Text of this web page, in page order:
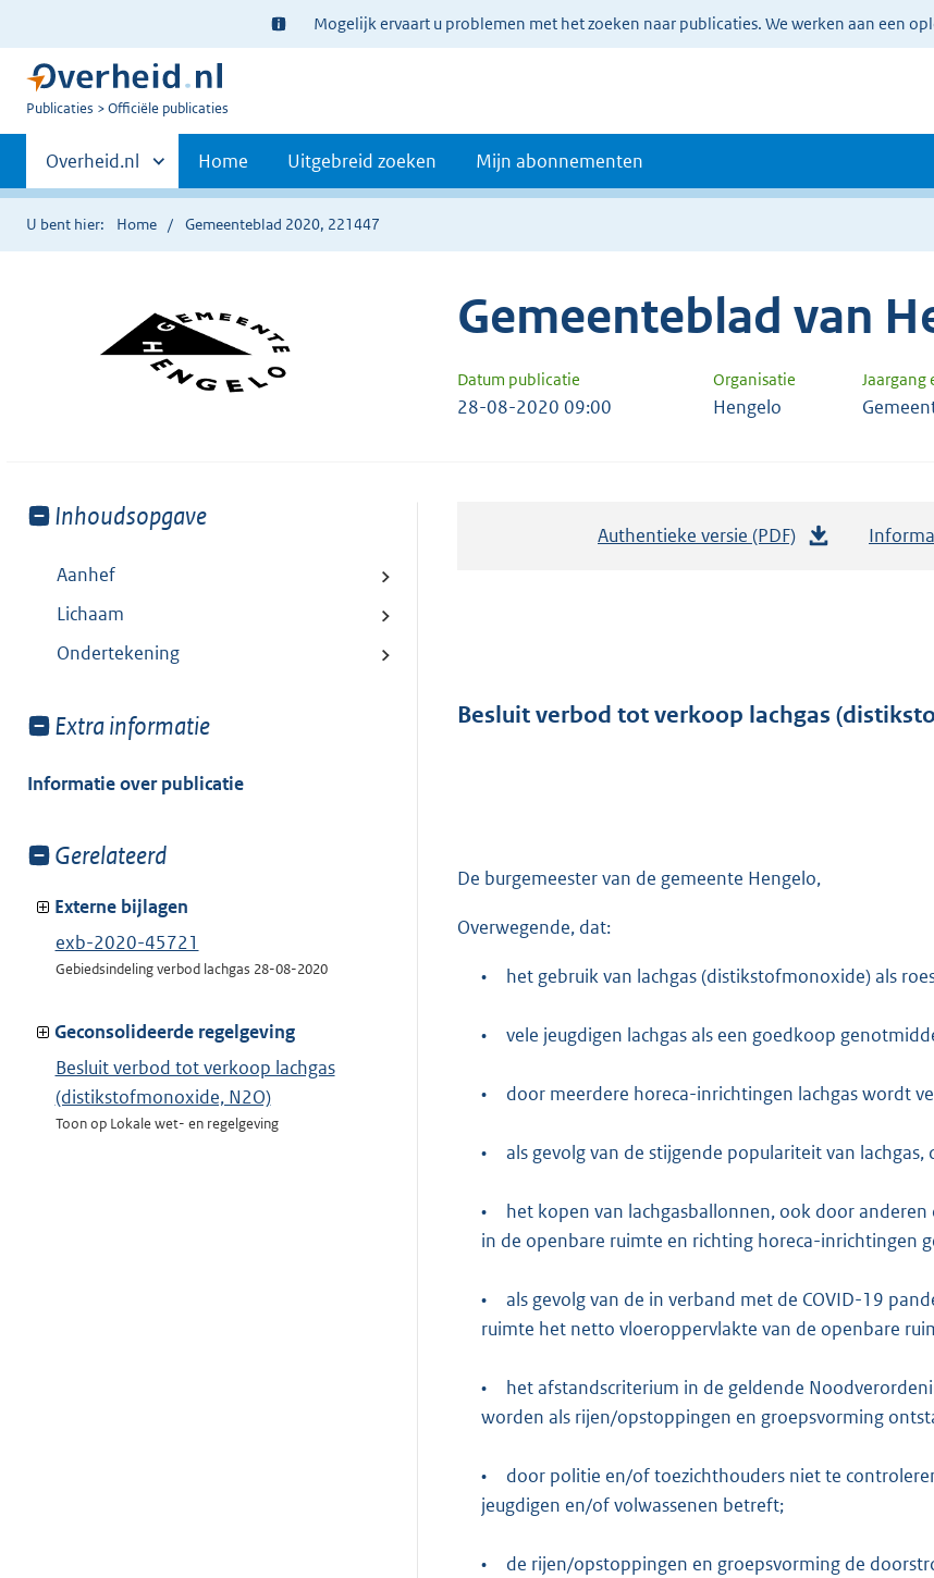
Ter
informatie:
Mogelijk ervaart u problemen met het zoeken naar publicaties. We werken aan een
U
Publicaties Officiële publicaties
Primaire
navigatie
Andere
sites
binnen
Overheid.nl Home Uitgebreid zoeken Mijn abonnementen
U bent hier: Home Gemeenteblad 2020, 221447
Gemeenteblad van
Datum publicatie Organisatie Jaargang
28-08-2020 09:00 Hengelo
Toon
van:
Inhoudsopgave
Aanhef
Lichaam
Ondertekening
Toon
van:
Extra informatie
Informatie over publicatie
Toon
van:
Gerelateerd
Externe bijlagen
exb-2020-45721
Gebiedsindeling verbod lachgas 28-08-2020
Geconsolideerde regelgeving
Besluit verbod tot verkoop lachgas
(distikstofmonoxide, N2O)
Toon op Lokale wet- en regelgeving
Authentieke versie (PDF)
d
t
:
5
K
Besluit verbod tot verkoop lachgas
De burgemeester van de gemeente Hengelo,
Overwegende, dat:
• het gebruik van lachgas (distikstofmonoxide) als
• vele jeugdigen lachgas als een goedkoop
• door meerdere horeca-inrichtingen lachgas wordt
• als gevolg van de stijgende populariteit van
•
het kopen van lachgasballonnen, ook door
in de openbare ruimte en richting horeca-inrichtingen
•
als gevolg van de in verband met de COVID-19
ruimte het netto vloeroppervlakte van de openbare
•
het afstandscriterium in de geldende
worden als rijen/opstoppingen en groepsvorming
•
door politie en/of toezichthouders niet te
jeugdigen en/of volwassenen betreft;
• de rijen/opstoppingen en groepsvorming de